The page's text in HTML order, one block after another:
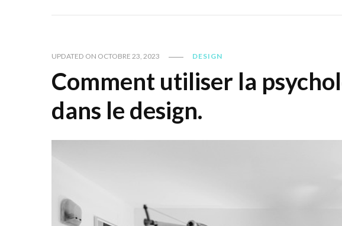
UPDATED ON OCTOBRE 23, 2023 DESIGN
Comment utiliser la
dans le design.